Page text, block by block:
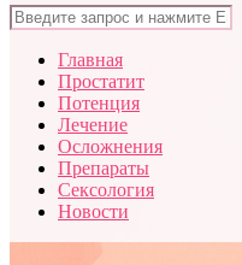
Главная
Простатит
Потенция
Лечение
Осложнения
Препараты
Сексология
Новости